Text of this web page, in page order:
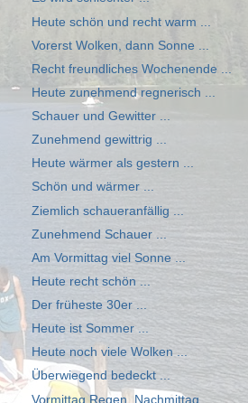
Heute schön und recht warm ...
Vorerst Wolken, dann Sonne ...
Recht freundliches Wochenende ...
Heute zunehmend regnerisch ...
Schauer und Gewitter ...
Zunehmend gewittrig ...
Heute wärmer als gestern ...
Schön und wärmer ...
Ziemlich schaueranfällig ...
Zunehmend Schauer ...
Am Vormittag viel Sonne ...
Heute recht schön ...
Der früheste 30er ...
Heute ist Sommer ...
Heute noch viele Wolken ...
Überwiegend bedeckt ...
Vormittag Regen, Nachmittag